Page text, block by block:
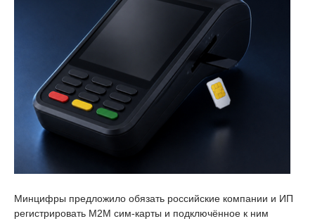
Минцифры предложило обязать российские компании и ИП
регистрировать M2M сим-карты и подключённое к ним